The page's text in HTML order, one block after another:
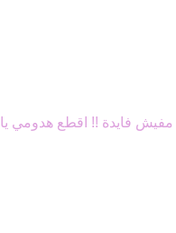
فايدة !! اقطع هدومي يا